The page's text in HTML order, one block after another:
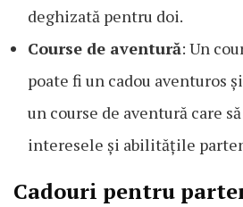
deghizată pentru doi.
Course de aventură: Un
poate fi un cadou aventuros
un course de aventură care
interesele și abilitățile
Cadouri pentru